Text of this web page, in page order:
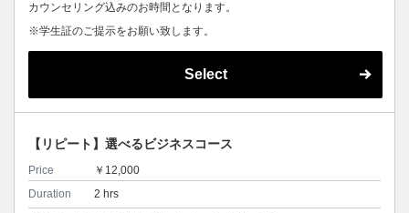
カウンセリング込みのお時間となります。
※学生証のご提示をお願い致します。
Select
【リピート】選べるビジネスコース
Price
￥12,000
Duration
2 hrs